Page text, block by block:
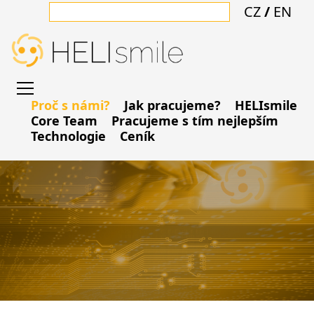
CZ/ EN
Proč s námi? Jak pracujeme?
HELIsmile
Core Team
Pracujeme s tím nejlepším
Technologie
Ceník